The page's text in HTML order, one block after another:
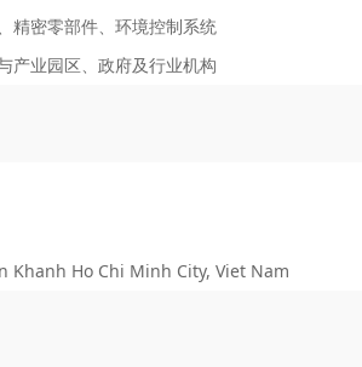
精密零部件、环境控制系统
产业园区、政府及行业机构
Khanh Ho Chi Minh City, Viet Nam